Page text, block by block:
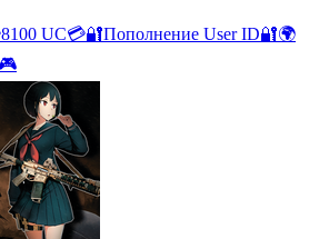
UC💳🔐Пополнение User ID🔐🌍